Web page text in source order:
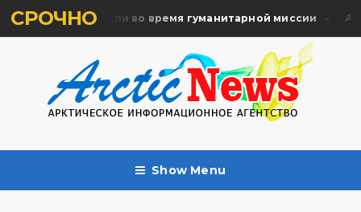
СРОЧНО
жертв почтили во время гуманитарной миссии
Show Menu